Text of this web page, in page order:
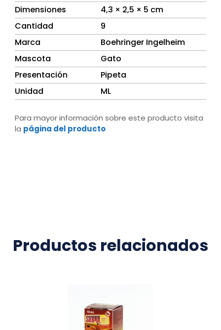
Dimensiones
4,3 × 2,5 × 5 cm
Cantidad
9
Marca
Boehringer Ingelheim
Mascota
Gato
Presentación
Pipeta
Unidad
ML
Para mayor información sobre este producto visita
la página del producto
Productos relacionados